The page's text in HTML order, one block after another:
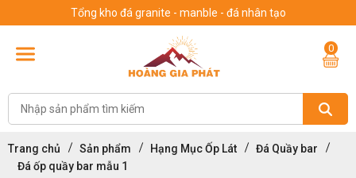
Tổng kho đá granite - manble - đá nhân tạo
0
Trang chủ Sản phẩm Hạng Mục Ốp Lát
Đá Quầy bar
Đá ốp quầy bar mẫu 1